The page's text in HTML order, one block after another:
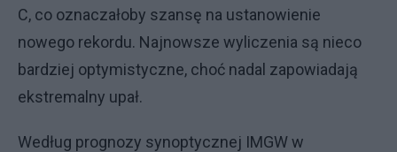
C, co oznaczałoby szansę na ustanowienie
nowego rekordu. Najnowsze wyliczenia są nieco
bardziej optymistyczne, choć nadal zapowiadają
ekstremalny upał.
Według prognozy synoptycznej IMGW w